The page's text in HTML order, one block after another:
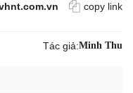
copy link
Tác giả:Minh Thu